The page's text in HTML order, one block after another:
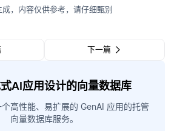
，内容仅供参考，请仔细甄别
下一篇
AI应用设计的向量数据库
高性能、易扩展的 GenAI 应用的托管
向量数据库服务。